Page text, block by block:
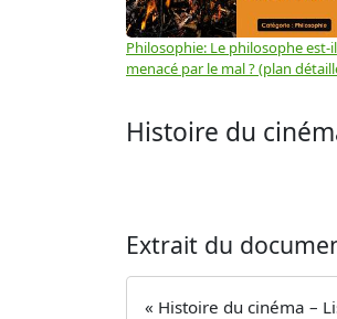
Philosophie: Le philosophe est-il
menacé par le mal ? (plan
Histoire du
Extrait du
« Histoire du cinéma –